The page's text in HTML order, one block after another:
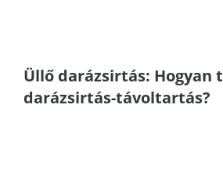
Üllő darázsirtás: Hogyan
darázsirtás-távoltartás?